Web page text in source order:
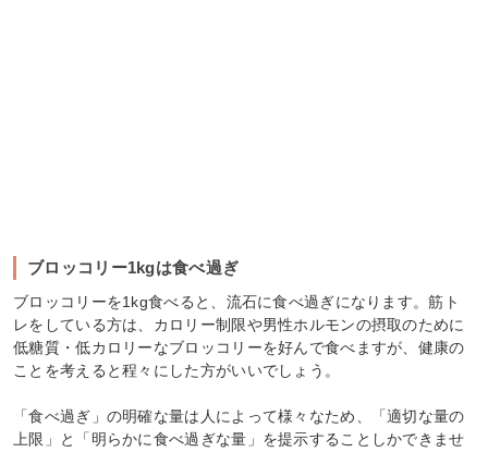
ブロッコリー1kgは食べ過ぎ
ブロッコリーを1kg食べると、流石に食べ過ぎになります。筋ト
レをしている方は、カロリー制限や男性ホルモンの摂取のために
低糖質・低カロリーなブロッコリーを好んで食べますが、健康の
ことを考えると程々にした方がいいでしょう。
「食べ過ぎ」の明確な量は人によって様々なため、「適切な量の
上限」と「明らかに食べ過ぎな量」を提示することしかできませ